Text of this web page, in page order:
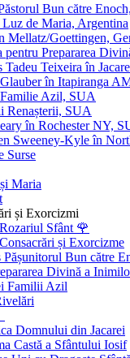
Bun către
de Maria, Argentina
Mellatz/Goettingen,
pentru Prepararea
Tadeu Teixeira în
în Itapiranga
Azil, SUA
Renașterii, SUA
în Rochester NY,
Sweeney-Kyle în
Surse
Maria
și Exorcizmi
Sfânt 🌹
și Exorcizme
Bun către
Divină a
Familii Azil
Domnului din Jacarei
Castă a Sfântului Iosif